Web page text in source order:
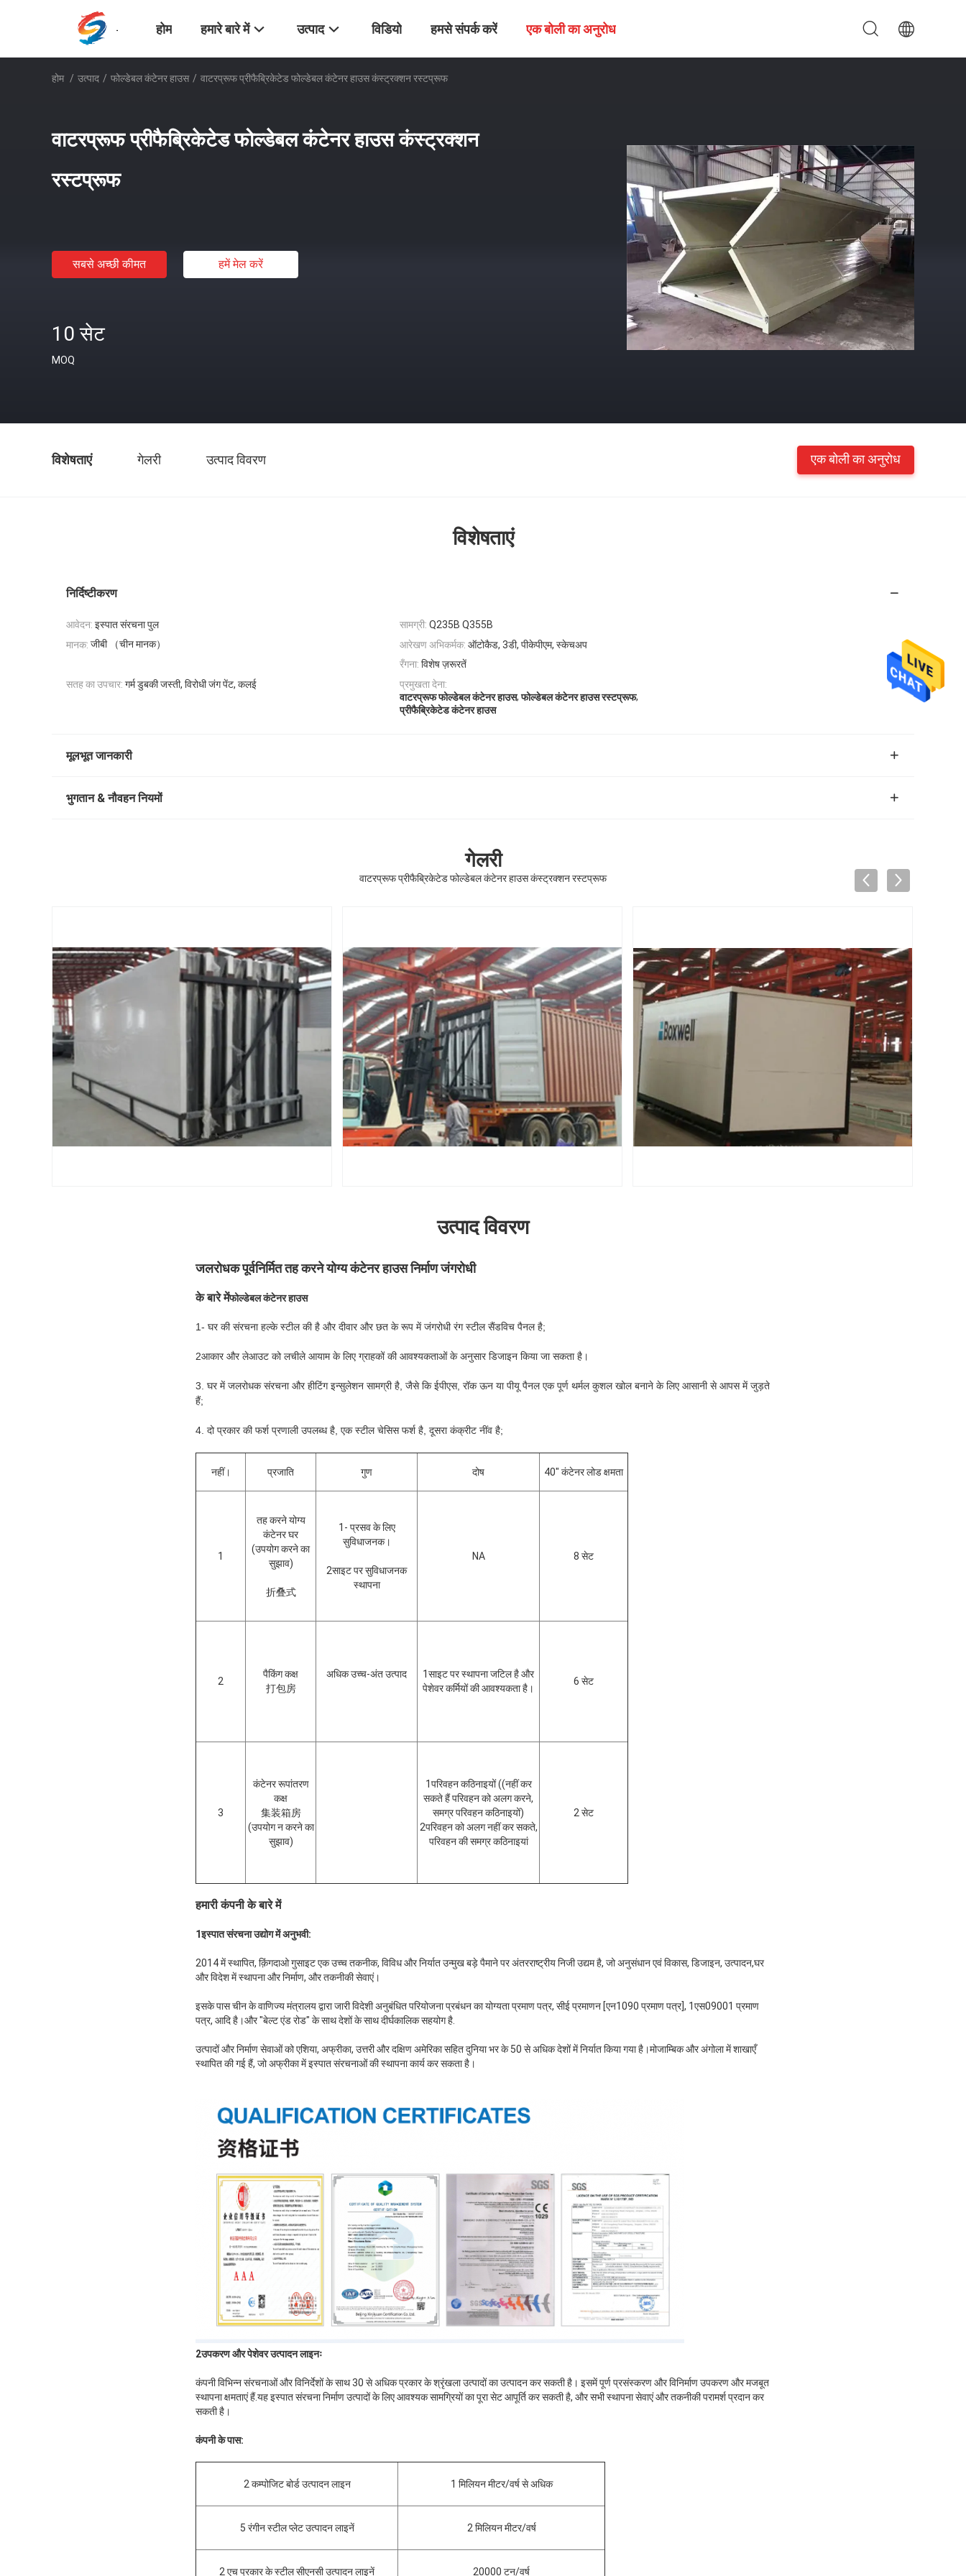
होम हमारे बारे में उत्पाद विडियो हमसे संपर्क करें एक बोली का अनुरोध
होम / उत्पाद / फोल्डेबल कंटेनर हाउस / वाटरप्रूफ प्रीफैब्रिकेटेड फोल्डेबल कंटेनर हाउस कंस्ट्रक्शन रस्टप्रूफ
वाटरप्रूफ प्रीफैब्रिकेटेड फोल्डेबल कंटेनर हाउस कंस्ट्रक्शन
रस्टप्रूफ
सबसे अच्छी कीमत हमें मेल करें
10 सेट
MOQ
विशेषताएं गेलरी उत्पाद विवरण एक बोली का अनुरोध
विशेषताएं
निर्दिष्टीकरण
आवेदन: इस्पात संरचना पुल सामग्री: Q235B Q355B
मानक: जीबी （चीन मानक） आरेखण अभिकर्मक: ऑटोकैड, 3डी, पीकेपीएम, स्केचअप
रँगना: विशेष ज़रूरतें
सतह का उपचार: गर्म डुबकी जस्ती, विरोधी जंग पेंट, कलई
प्रमुखता देना:
वाटरप्रूफ फोल्डेबल कंटेनर हाउस,फोल्डेबल कंटेनर हाउस रस्टप्रूफ,
प्रीफैब्रिकेटेड कंटेनर हाउस
मूलभूत जानकारी
भुगतान & नौवहन नियमों
गेलरी
वाटरप्रूफ प्रीफैब्रिकेटेड फोल्डेबल कंटेनर हाउस कंस्ट्रक्शन रस्टप्रूफ
उत्पाद विवरण
जलरोधक पूर्वनिर्मित तह करने योग्य कंटेनर हाउस निर्माण जंगरोधी
के बारे मेंफोल्डेबल कंटेनर हाउस
1- घर की संरचना हल्के स्टील की है और दीवार और छत के रूप में जंगरोधी रंग स्टील सैंडविच पैनल है;
2आकार और लेआउट को लचीले आयाम के लिए ग्राहकों की आवश्यकताओं के अनुसार डिजाइन किया जा सकता है।
3. घर में जलरोधक संरचना और हीटिंग इन्सुलेशन सामग्री है, जैसे कि ईपीएस, रॉक ऊन या पीयू पैनल एक पूर्ण थर्मल कुशल खोल बनाने के लिए आसानी से आपस में जुड़ते
हैं;
4. दो प्रकार की फर्श प्रणाली उपलब्ध है, एक स्टील चेसिस फर्श है, दूसरा कंक्रीट नींव है;
नहीं। प्रजाति गुण दोष 40" कंटेनर लोड क्षमता
1
तह करने योग्य
कंटेनर घर
(उपयोग करने का
सुझाव)
折叠式
1- प्रसव के लिए
सुविधाजनक।
2साइट पर सुविधाजनक
स्थापना
NA 8 सेट
2
पैकिंग कक्ष
打包房
अधिक उच्च-अंत उत्पाद
1साइट पर स्थापना जटिल है और
पेशेवर कर्मियों की आवश्यकता है।
6 सेट
3
कंटेनर रूपांतरण
कक्ष
集装箱房
(उपयोग न करने का
सुझाव)
1परिवहन कठिनाइयों ((नहीं कर
सकते हैं परिवहन को अलग करने,
समग्र परिवहन कठिनाइयों)
2परिवहन को अलग नहीं कर सकते,
परिवहन की समग्र कठिनाइयां
2 सेट
हमारी कंपनी के बारे में
1इस्पात संरचना उद्योग में अनुभवी:
2014 में स्थापित, क़िंगदाओ गुसाइट एक उच्च तकनीक, विविध और निर्यात उन्मुख बड़े पैमाने पर अंतरराष्ट्रीय निजी उद्यम है, जो अनुसंधान एवं विकास, डिजाइन, उत्पादन,घर
और विदेश में स्थापना और निर्माण, और तकनीकी सेवाएं।
इसके पास चीन के वाणिज्य मंत्रालय द्वारा जारी विदेशी अनुबंधित परियोजना प्रबंधन का योग्यता प्रमाण पत्र, सीई प्रमाणन [एन1090 प्रमाण पत्र], 1एस09001 प्रमाण
पत्र, आदि है।और "बेल्ट एंड रोड" के साथ देशों के साथ दीर्घकालिक सहयोग है.
उत्पादों और निर्माण सेवाओं को एशिया, अफ्रीका, उत्तरी और दक्षिण अमेरिका सहित दुनिया भर के 50 से अधिक देशों में निर्यात किया गया है।मोजाम्बिक और अंगोला में शाखाएँ
स्थापित की गई हैं, जो अफ्रीका में इस्पात संरचनाओं की स्थापना कार्य कर सकता है।
2उपकरण और पेशेवर उत्पादन लाइनः
कंपनी विभिन्न संरचनाओं और विनिर्देशों के साथ 30 से अधिक प्रकार के श्रृंखला उत्पादों का उत्पादन कर सकती है। इसमें पूर्ण प्रसंस्करण और विनिर्माण उपकरण और मजबूत
स्थापना क्षमताएं हैं.यह इस्पात संरचना निर्माण उत्पादों के लिए आवश्यक सामग्रियों का पूरा सेट आपूर्ति कर सकती है, और सभी स्थापना सेवाएं और तकनीकी परामर्श प्रदान कर
सकती है।
कंपनी के पास:
2 कम्पोजिट बोर्ड उत्पादन लाइन 1 मिलियन मीटर/वर्ष से अधिक
5 रंगीन स्टील प्लेट उत्पादन लाइनें 2 मिलियन मीटर/वर्ष
2 एच प्रकार के स्टील सीएनसी उत्पादन लाइनें 20000 टन/वर्ष